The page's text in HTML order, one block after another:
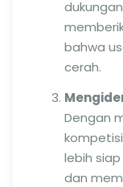
bahwa
cerah.
Dengan
lebih
dan